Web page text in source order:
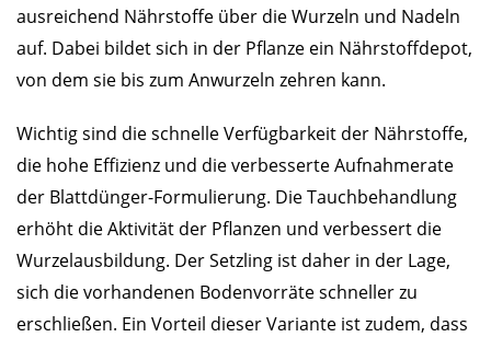
ausreichend Nährstoffe über die Wurzeln und Nadeln
auf. Dabei bildet sich in der Pflanze ein Nährstoffdepot,
von dem sie bis zum Anwurzeln zehren kann.
Wichtig sind die schnelle Verfügbarkeit der Nährstoffe,
die hohe Effizienz und die verbesserte Aufnahmerate
der Blattdünger-Formulierung. Die Tauchbehandlung
erhöht die Aktivität der Pflanzen und verbessert die
Wurzelausbildung. Der Setzling ist daher in der Lage,
sich die vorhandenen Bodenvorräte schneller zu
erschließen. Ein Vorteil dieser Variante ist zudem, dass